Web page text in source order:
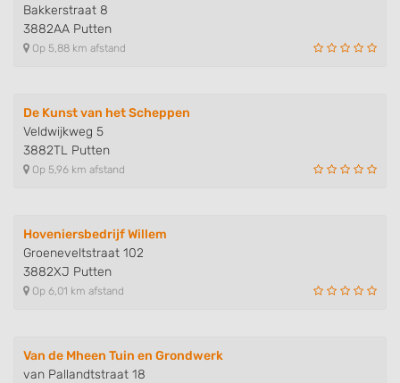
Bakkerstraat 8
3882AA Putten
Op 5,88 km afstand
De Kunst van het Scheppen
Veldwijkweg 5
3882TL Putten
Op 5,96 km afstand
Hoveniersbedrijf Willem
Groeneveltstraat 102
3882XJ Putten
Op 6,01 km afstand
Van de Mheen Tuin en Grondwerk
van Pallandtstraat 18